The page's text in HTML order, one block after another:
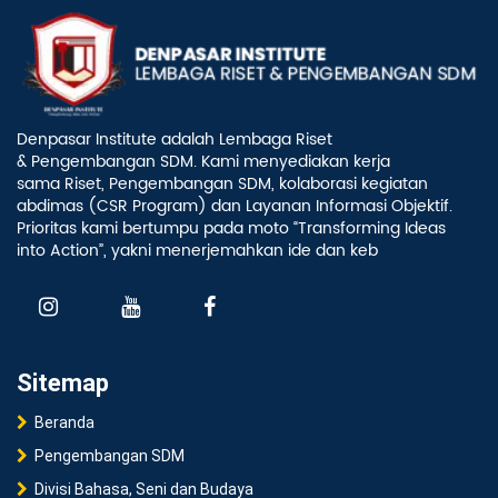
Denpasar Institute adalah Lembaga Riset
& Pengembangan SDM. Kami menyediakan kerja
sama Riset, Pengembangan SDM, kolaborasi kegiatan
abdimas (CSR Program) dan Layanan Informasi Objektif.
Prioritas kami bertumpu pada moto “Transforming Ideas
into Action”, yakni menerjemahkan ide dan keb
Sitemap
Beranda
Pengembangan SDM
Divisi Bahasa, Seni dan Budaya